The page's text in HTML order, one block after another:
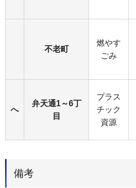
不老町
燃やす
ごみ
へ
弁天通1～6丁
目
プラス
チック
資源
備考